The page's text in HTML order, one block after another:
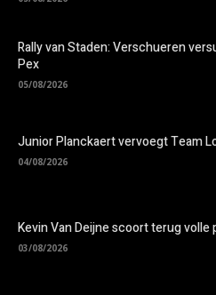
Rally van Staden: Verschueren
Pex
05/08/2026
Junior Planckaert vervoegt Team
04/08/2026
Kevin Van Deijne scoort terug
03/08/2026